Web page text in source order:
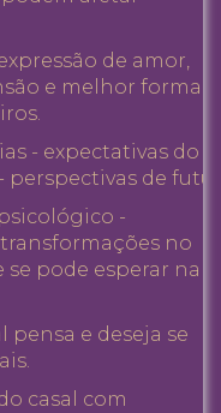
de amor,
e melhor forma
- expectativas do
perspectivas de
-
no
se pode esperar na
pensa e deseja se
casal com